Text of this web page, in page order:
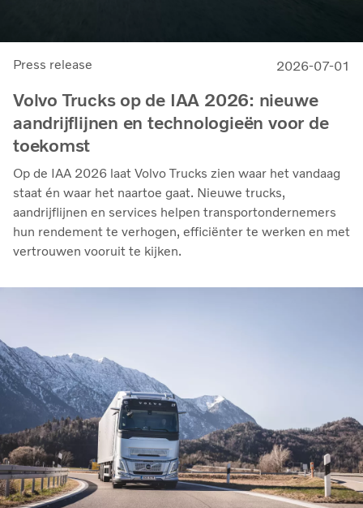
Press release 2026-07-01
Volvo Trucks op de IAA 2026: nieuwe
aandrijflijnen en technologieën voor de
toekomst
Op de IAA 2026 laat Volvo Trucks zien waar het vandaag
staat én waar het naartoe gaat. Nieuwe trucks,
aandrijflijnen en services helpen transportondernemers
hun rendement te verhogen, efficiënter te werken en met
vertrouwen vooruit te kijken.